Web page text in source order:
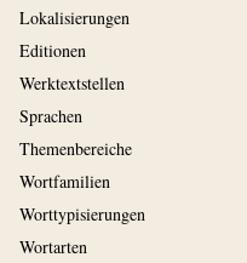
Lokalisierungen
Editionen
Werktextstellen
Sprachen
Themenbereiche
Wortfamilien
Worttypisierungen
Wortarten